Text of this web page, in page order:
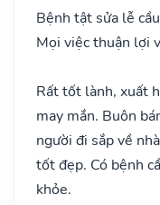
Bệnh tật sửa lễ
Mọi việc thuận lợi
Rất tốt lành, xuất
may mắn. Buôn
người đi sắp về
tốt đẹp. Có bệnh
khỏe.